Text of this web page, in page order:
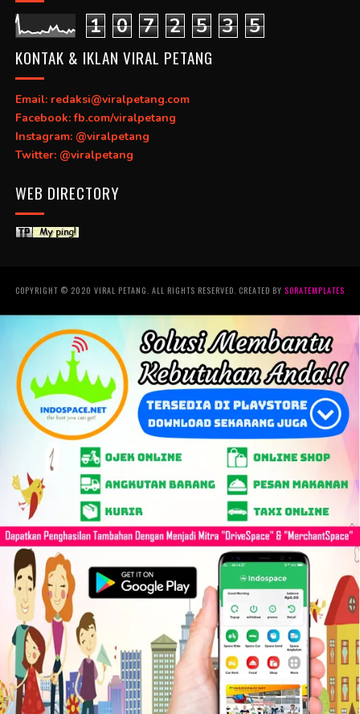
1 0 7 2 5 3 5
KONTAK & IKLAN VIRAL PETANG
Email: redaksi@viralpetang.com
Facebook: fb.com/viralpetang
Instagram: @viralpetang
Twitter: @viralpetang
WEB DIRECTORY
COPYRIGHT © 2020 VIRAL PETANG. ALL RIGHTS RESERVED. CREATED BY SORATEMPLATES